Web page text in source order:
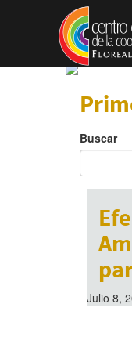
Pasar al contenido principal
Buscar
Julio 8,